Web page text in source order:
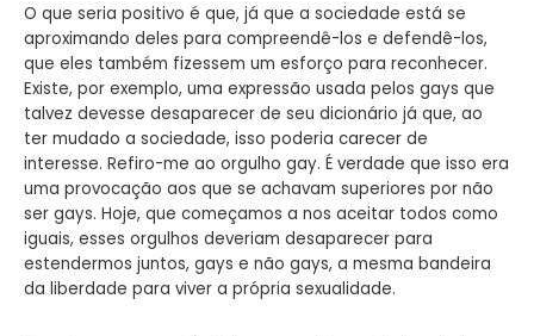
O que seria positivo é que, já que a sociedade está se
aproximando deles para compreendê-los e defendê-los,
que eles também fizessem um esforço para reconhecer.
Existe, por exemplo, uma expressão usada pelos gays que
talvez devesse desaparecer de seu dicionário já que, ao
ter mudado a sociedade, isso poderia carecer de
interesse. Refiro-me ao orgulho gay. É verdade que isso era
uma provocação aos que se achavam superiores por não
ser gays. Hoje, que começamos a nos aceitar todos como
iguais, esses orgulhos deveriam desaparecer para
estendermos juntos, gays e não gays, a mesma bandeira
da liberdade para viver a própria sexualidade.